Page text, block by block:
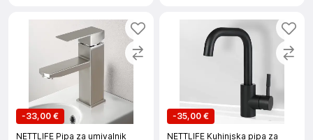
-33,00 €
NETTLIFE Pipa za umivalnik
-35,00 €
NETTLIFE Kuhinjska pipa za